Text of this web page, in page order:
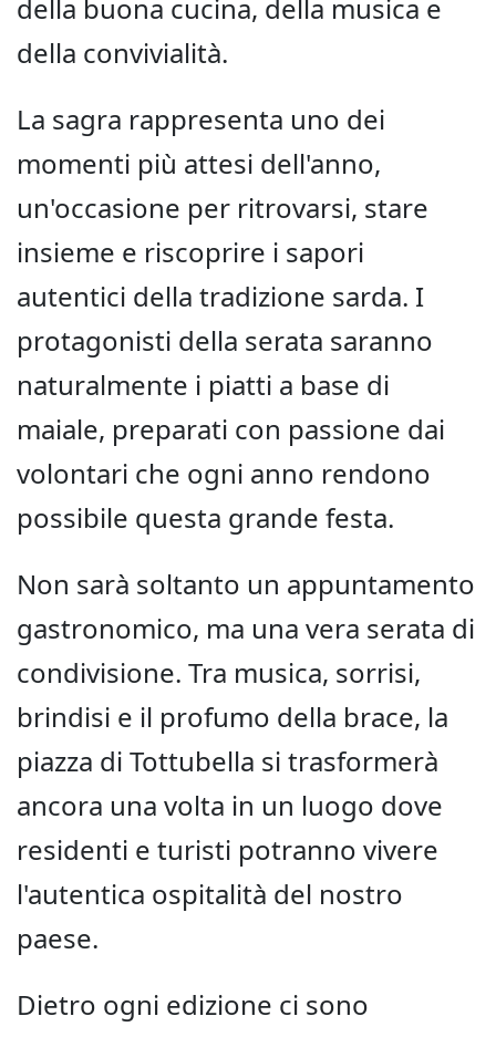
della buona cucina, della musica e
della convivialità.
La sagra rappresenta uno dei
momenti più attesi dell'anno,
un'occasione per ritrovarsi, stare
insieme e riscoprire i sapori
autentici della tradizione sarda. I
protagonisti della serata saranno
naturalmente i piatti a base di
maiale, preparati con passione dai
volontari che ogni anno rendono
possibile questa grande festa.
Non sarà soltanto un appuntamento
gastronomico, ma una vera serata di
condivisione. Tra musica, sorrisi,
brindisi e il profumo della brace, la
piazza di Tottubella si trasformerà
ancora una volta in un luogo dove
residenti e turisti potranno vivere
l'autentica ospitalità del nostro
paese.
Dietro ogni edizione ci sono